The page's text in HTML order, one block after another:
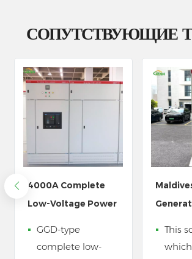
СОПУТСТВУЮЩИЕ
Maldives Diesel
Generator Parallel
This solution,
which includes
Power
Our